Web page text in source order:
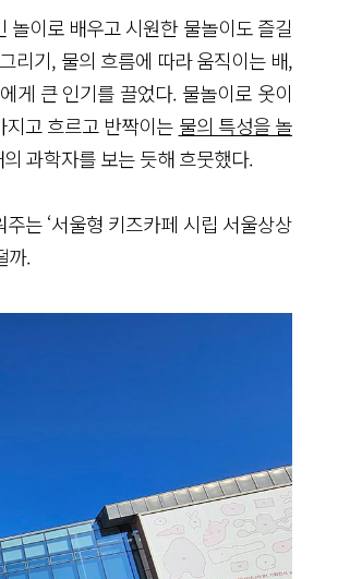
이로 배우고 시원한 물놀이도 즐길
리기, 물의 흐름에 따라 움직이는 배,
게 큰 인기를 끌었다. 물놀이로 옷이
고 흐르고 반짝이는 물의 특성을 놀
과학자를 보는 듯해 흐뭇했다.
는 ‘서울형 키즈카페 시립 서울상상
까.